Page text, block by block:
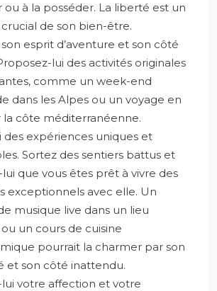
à la posséder. La liberté est un
de son bien-être.
esprit d’aventure et son côté
lui des activités originales
comme un week-end
dans les Alpes ou un voyage en
la côte méditerranéenne.
des expériences uniques et
Sortez des sentiers battus et
que vous êtes prêt à vivre des
exceptionnels avec elle. Un
musique live dans un lieu
un cours de cuisine
pourrait la charmer par son
et son côté inattendu.
votre affection et votre